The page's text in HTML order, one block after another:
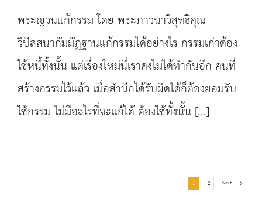
พระญวนแก้กรรม โดย พระภาวนาวิสุทธิคุณ
วิปัสสนากัมมัฏฐานแก้กรรมได้อย่างไร กรรมเก่าต้อง
ใช้หนี้ทั้งนั้น แต่เรื่องใหม่นี่เราคงไม่ได้ทำกันอีก คนที่
สร้างกรรมไว้แล้ว เมื่อสำนึกได้รับผิดได้ก็ต้องยอมรับ
ใช้กรรม ไม่มีอะไรที่จะแก้ได้ ต้องใช้ทั้งนั้น [...]
1 2 Next